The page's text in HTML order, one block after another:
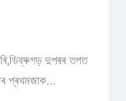
​দুপৰৰ তপত
প্ৰথমজাক...